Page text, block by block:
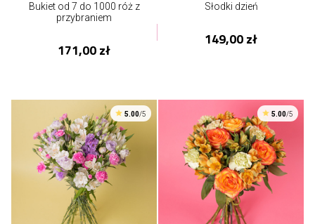
Bukiet od 7 do 1000 róż z
przybraniem
171,00 zł
Słodki dzień
149,00 zł
5.00/5 5.00/5